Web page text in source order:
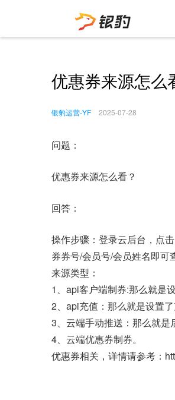
优惠券来源怎么
银豹运营-YF 2025-07-28
问题：
优惠券来源怎么看？
回答：
操作步骤：登录云后台，点
券券号/会员号/会员姓名即可
来源类型：
1、api客户端制券:那么就是
2、api充值：那么就是设置
3、云端手动推送：那么就是
4、云端优惠券制券。
优惠券相关，详情请参考：